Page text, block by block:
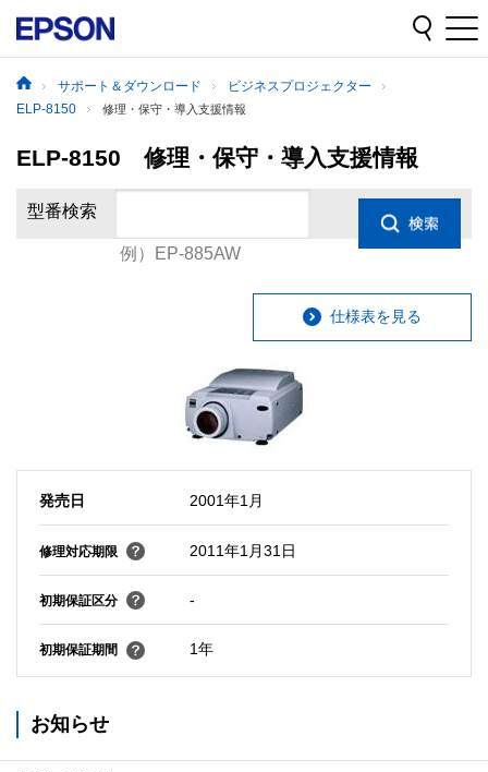
サポート＆ダウンロード
ビジネスプロジェクター
ELP-8150
修理・保守・導入支援情報
ELP-8150 修理・保守・導入支援情報
型番検索
例）EP-885AW
仕様表を見る
発売日 2001年1月
修理対応期限 2011年1月31日
初期保証区分 -
初期保証期間 1年
お知らせ